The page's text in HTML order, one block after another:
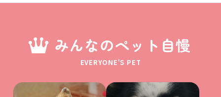
みんなのペット自慢
EVERYONE'S PET